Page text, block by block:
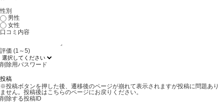
性別
男性
女性
口コミ内容
評価 (1～5)
削除用パスワード
※投稿ボタンを押した後、遷移後のページが崩れて表示されますが投稿に問題あり
ません。投稿後はこちらのページにお戻りください。
削除する投稿ID